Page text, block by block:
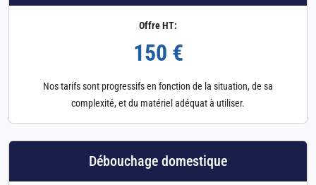
Offre HT:
150 €
Nos tarifs sont progressifs en fonction de la situation, de sa
complexité, et du matériel adéquat à utiliser.
Débouchage domestique